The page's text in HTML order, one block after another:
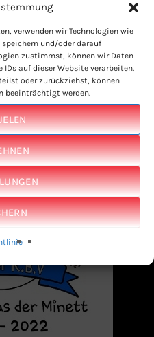
verwenden wir Technologien wie
und/oder darauf
zustimmst, können wir Daten
auf dieser Website verarbeiten.
oder zurückziehst, können
beeinträchtigt werden.
TUNEIN APP